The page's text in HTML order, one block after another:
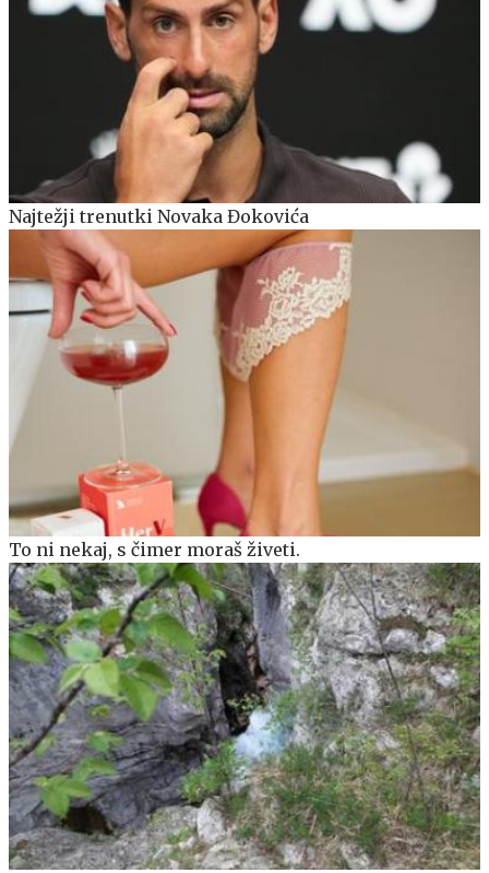
Najtežji trenutki Novaka Đokovića
To ni nekaj, s čimer moraš živeti.